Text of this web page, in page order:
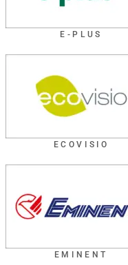
E-PLUS
ECOVISIO
EMINENT